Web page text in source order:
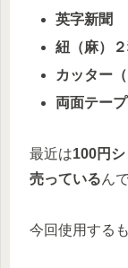
英字新聞
紐（麻）
カッター（
両面テープ
最近は100円
売っているん
今回使用する